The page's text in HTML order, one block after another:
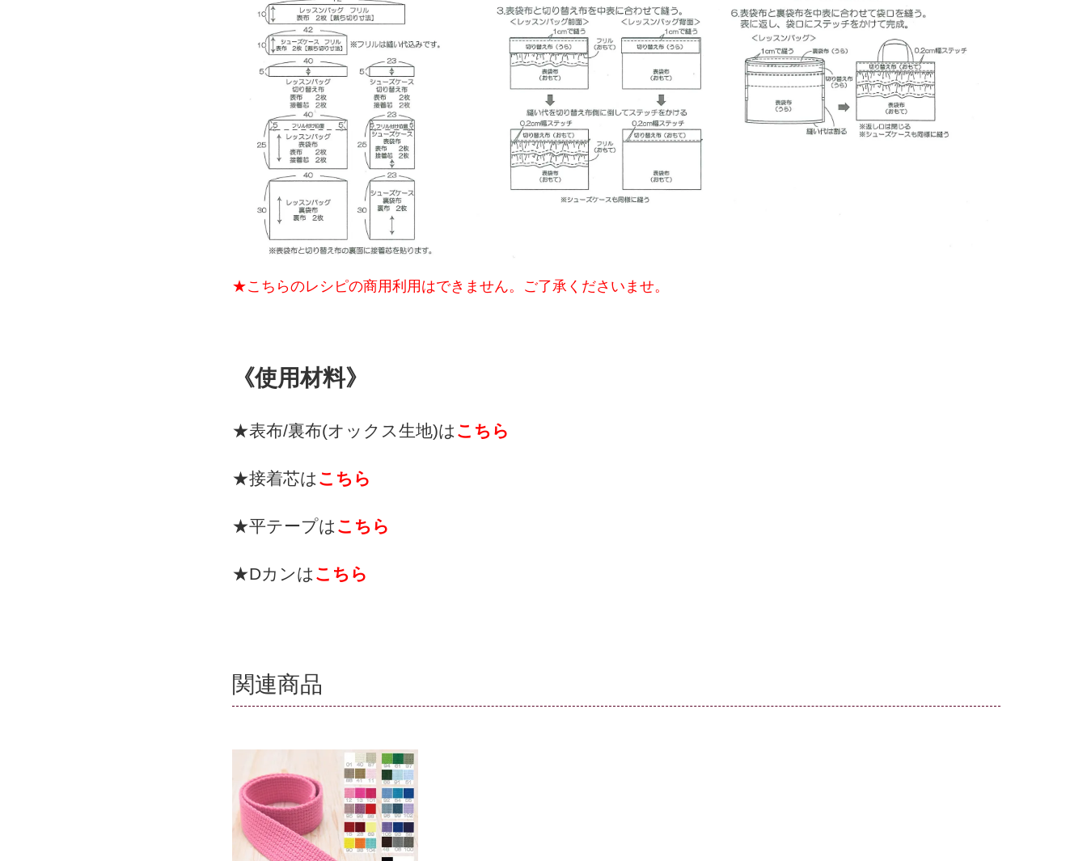
★こちらのレシピの商用利用はできません。ご了承くださいませ。
《使用材料》
★表布/裏布(オックス生地)は こちら
★接着芯は こちら
★平テープは こちら
★Dカンは こちら
関連商品